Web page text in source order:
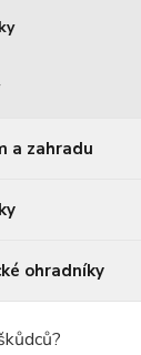
a zahradu
ohradníky